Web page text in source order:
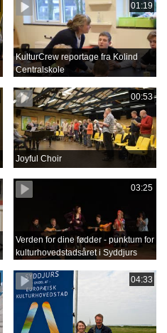
01:19
KulturCrew reportage fra Kolind
Centralskole
00:53
Joyful Choir
03:25
Verden for dine fødder - punktum for
kulturhovedstadsåret i Syddjurs
04:33